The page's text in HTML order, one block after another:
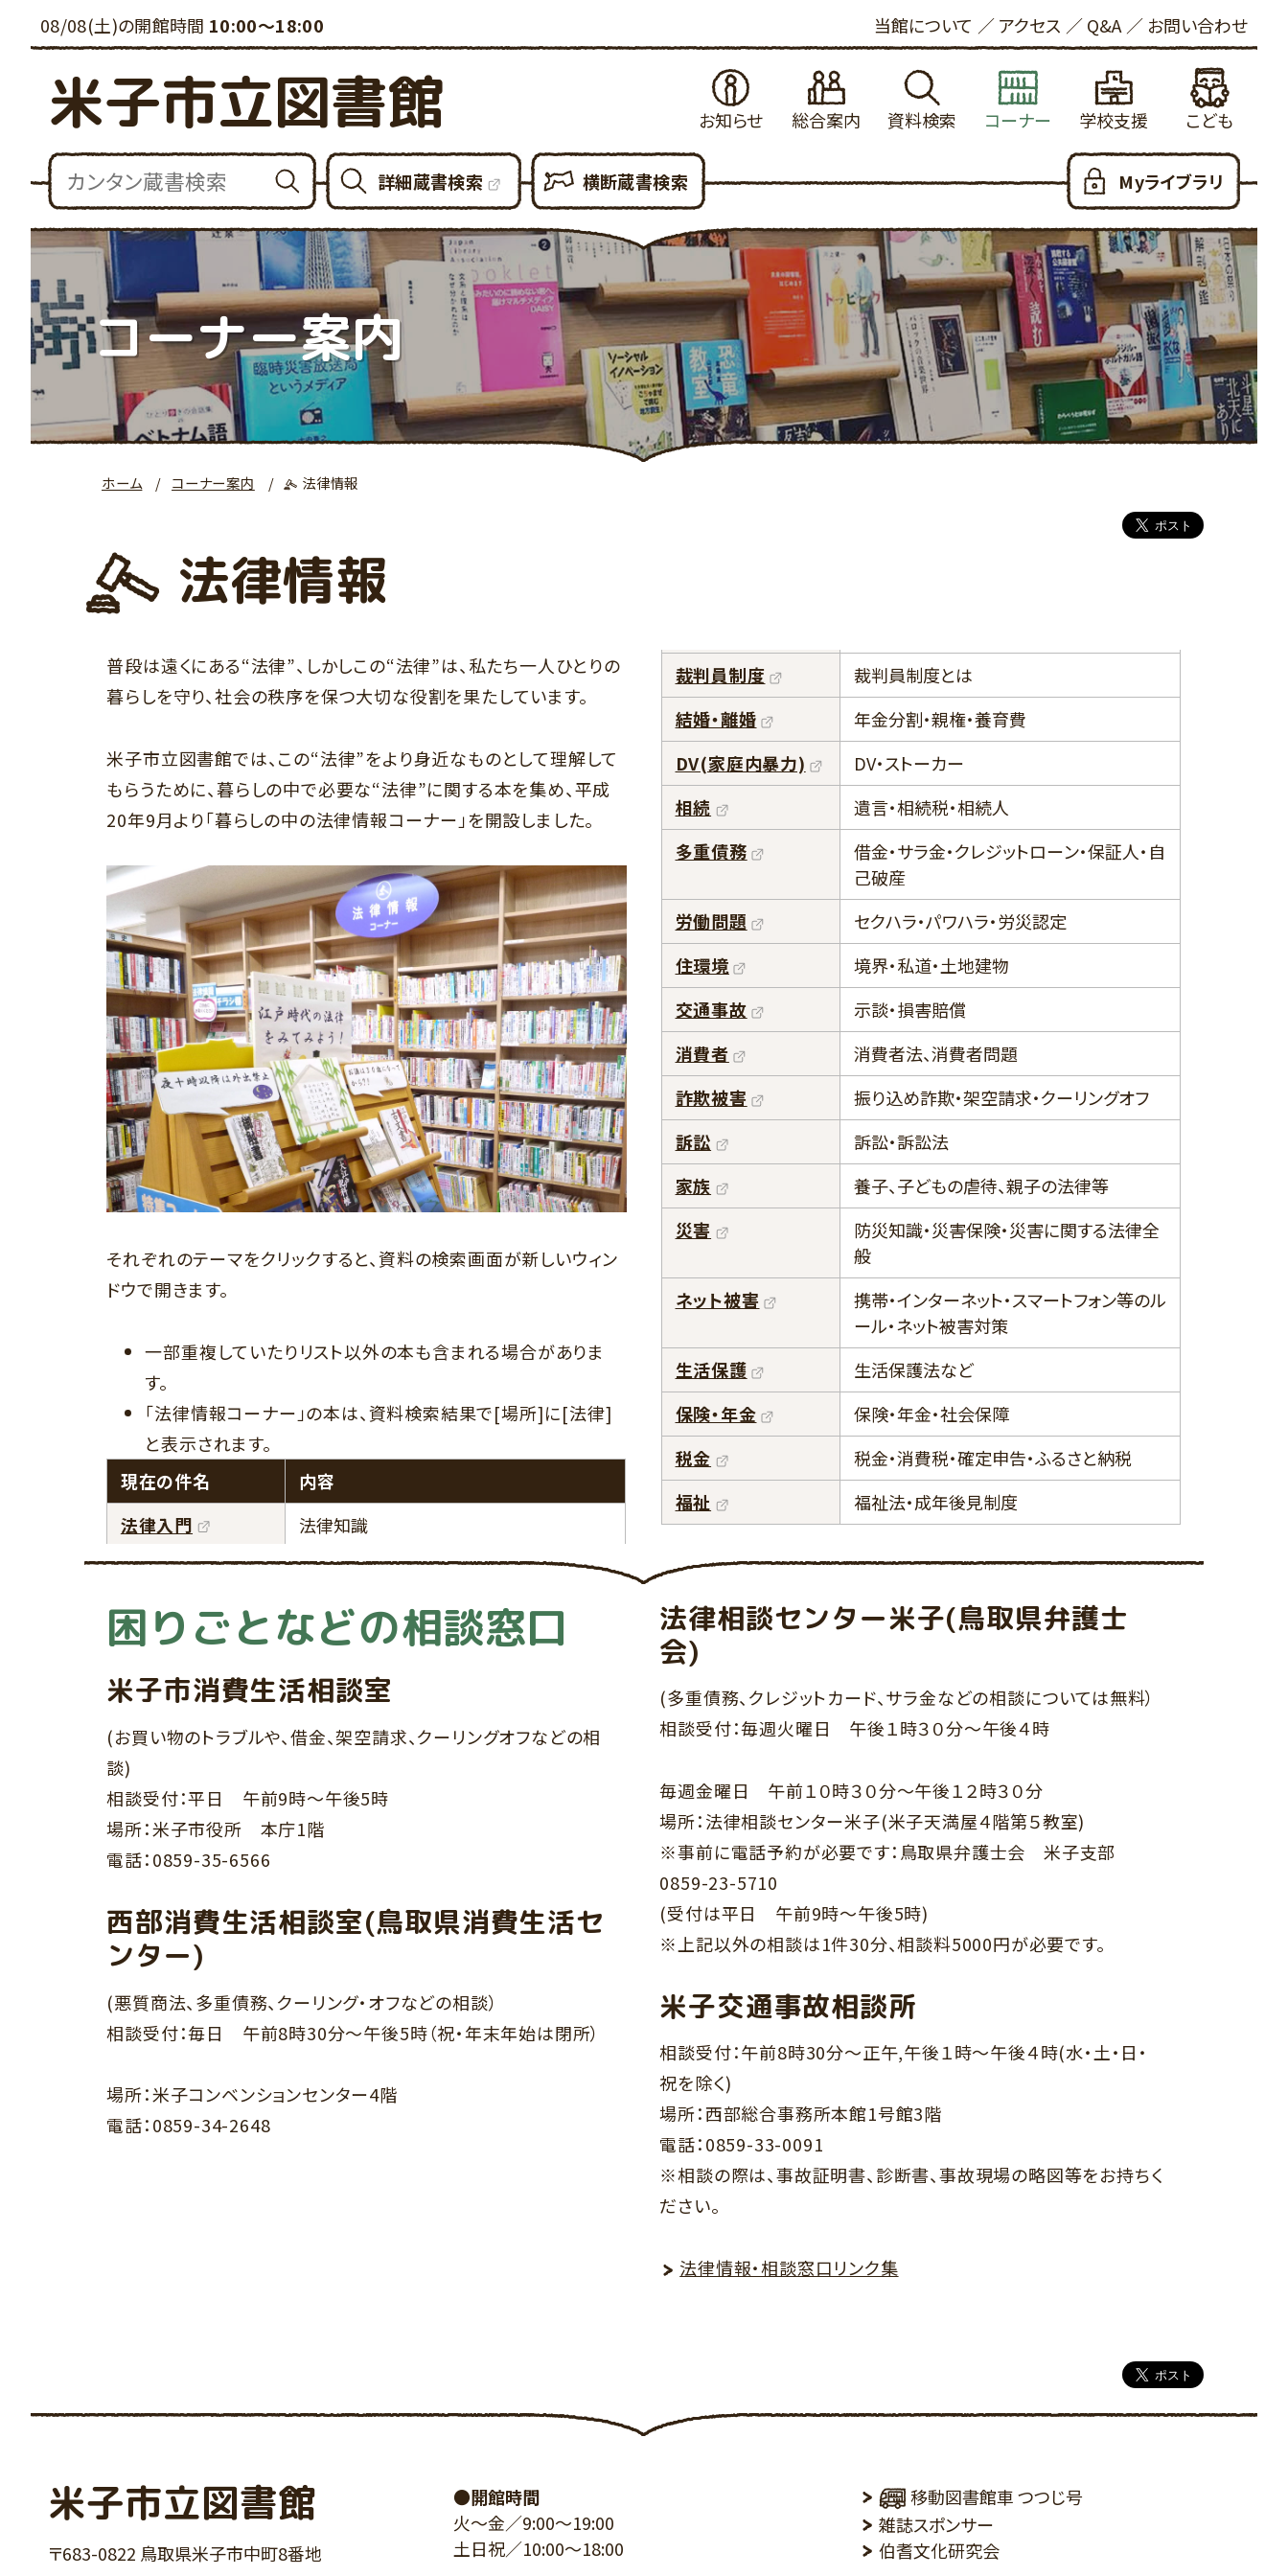
08/08(土)の開館時間 10:00～18:00 当館について アクセス Q&A お問い合わせ
米子市立図書館
お知らせ
お知らせ
イベント・例会
展示案内
図書館だより
総合案内
図書館設備について
図書館利用でのお願い
図書館資料の複写について
各種申請書ダウンロード
資料検索
新着資料
貸出ランキング
予約ランキング
所蔵新聞・雑誌
大人のための100選
利用可能なデータベース
コーナー
ビジネス支援
法律情報
新聞・雑誌
郷土・参考資料
YAコーナー
子育て支援
ハートフル
その他
学校支援
学校図書館支援について
冒険の書
大山の参考資料リスト
学校利用統計
ふるさと米子探検隊
こども
こどもおしらせ
本をさがす
としょかんのつかいかた
あたらしくはいった本
おはなし会
児童100選
だっこでえほん
こどもリンク集
こども図書館だより
りんごの棚
詳細蔵書検索 横断蔵書検索 Myライブラリ
コーナー案内
ホーム コーナー案内 法律情報
法律情報
普段は遠くにある“法律”、しかしこの“法律”は、私たち一人ひとりの
暮らしを守り、社会の秩序を保つ大切な役割を果たしています。
米子市立図書館では、この“法律”をより身近なものとして理解して
もらうために、暮らしの中で必要な“法律”に関する本を集め、平成
20年9月より「暮らしの中の法律情報コーナー」を開設しました。
それぞれのテーマをクリックすると、資料の検索画面が新しいウィン
ドウで開きます。
一部重複していたりリスト以外の本も含まれる場合がありま
す。
「法律情報コーナー」の本は、資料検索結果で[場所]に[法律]
と表示されます。
現在の件名
内容
法律入門
法律知識
裁判員制度
裁判員制度とは
結婚・離婚
年金分割・親権・養育費
DV(家庭内暴力)
DV・ストーカー
相続
遺言・相続税・相続人
多重債務
借金・サラ金・クレジットローン・保証人・自
己破産
労働問題
セクハラ・パワハラ・労災認定
住環境
境界・私道・土地建物
交通事故
示談・損害賠償
消費者
消費者法、消費者問題
詐欺被害
振り込め詐欺・架空請求・クーリングオフ
訴訟
訴訟・訴訟法
家族
養子、子どもの虐待、親子の法律等
災害
防災知識・災害保険・災害に関する法律全
般
ネット被害
携帯・インターネット・スマートフォン等のル
ール・ネット被害対策
生活保護
生活保護法など
保険・年金
保険・年金・社会保障
税金
税金・消費税・確定申告・ふるさと納税
福祉
福祉法・成年後見制度
困りごとなどの相談窓口
米子市消費生活相談室
(お買い物のトラブルや、借金、架空請求、クーリングオフなどの相
談)
相談受付：平日 午前9時～午後5時
場所：米子市役所 本庁1階
電話：0859-35-6566
西部消費生活相談室(鳥取県消費生活セ
ンター)
(悪質商法、多重債務、クーリング・オフなどの相談）
相談受付：毎日 午前8時30分～午後5時（祝・年末年始は閉所）
場所：米子コンベンションセンター4階
電話：0859-34-2648
法律相談センター米子(鳥取県弁護士
会)
(多重債務、クレジットカード、サラ金などの相談については無料）
相談受付：毎週火曜日 午後１時３０分～午後４時
毎週金曜日 午前１０時３０分～午後１２時３０分
場所：法律相談センター米子(米子天満屋４階第５教室)
※事前に電話予約が必要です：鳥取県弁護士会 米子支部
0859-23-5710
(受付は平日 午前9時～午後5時)
※上記以外の相談は1件30分、相談料5000円が必要です。
米子交通事故相談所
相談受付：午前8時30分～正午,午後１時～午後４時(水・土・日・
祝を除く)
場所：西部総合事務所本館1号館3階
電話：0859-33-0091
※相談の際は、事故証明書、診断書、事故現場の略図等をお持ちく
ださい。
法律情報・相談窓口リンク集
米子市立図書館
〒683-0822 鳥取県米子市中町8番地
●開館時間
火～金／9:00～19:00
土日祝／10:00～18:00
移動図書館車 つつじ号
雑誌スポンサー
伯耆文化研究会